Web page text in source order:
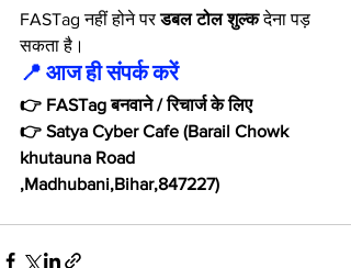
FASTag नहीं होने पर डबल टोल शुल्क देना पड़
सकता है।
📍 आज ही संपर्क करें
👉 FASTag बनवाने / रिचार्ज के लिए
👉 Satya Cyber Cafe (Barail Chowk
khutauna Road
,Madhubani,Bihar,847227)